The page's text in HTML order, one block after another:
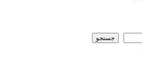
جستجو